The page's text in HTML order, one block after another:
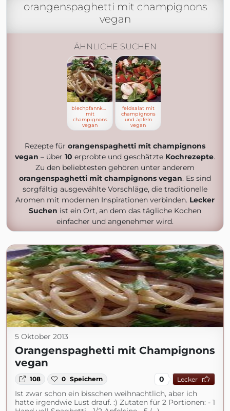
orangenspaghetti mit champignons
vegan
ÄHNLICHE SUCHEN
blechpfannkuchen
mit
champignons
vegan
feldsalat mit
champignons
und äpfeln
vegan
Rezepte für orangenspaghetti mit champignons
vegan – über 10 erprobte und geschätzte Kochrezepte.
Zu den beliebtesten gehören unter anderem
orangenspaghetti mit champignons vegan. Es sind
sorgfältig ausgewählte Vorschläge, die traditionelle
Aromen mit modernen Inspirationen verbinden. Lecker
Suchen ist ein Ort, an dem das tägliche Kochen
einfacher und angenehmer wird.
5 Oktober 2013
Orangenspaghetti mit Champignons
vegan
108 0 Speichern 0 Lecker
Ist zwar schon ein bisschen weihnachtlich, aber ich
hatte irgendwie Lust drauf. :) Zutaten für 2 Portionen: - 1